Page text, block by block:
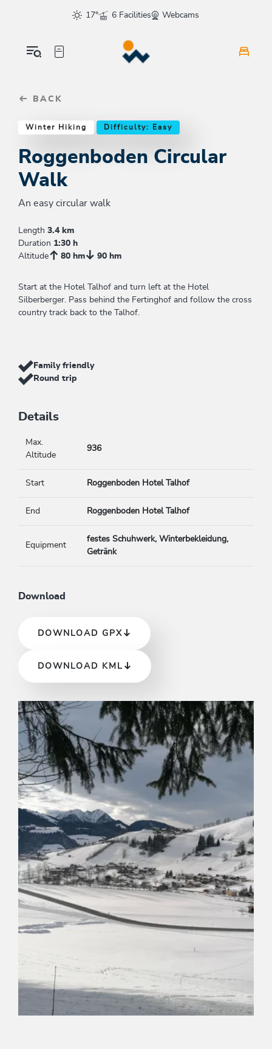
sr.skip-to.main-content
sr.skip-to.table-of-contents
sr.skip-to.main-navigation
17°
6 Facilities Webcams
BACK
Winter Hiking Difficulty: Easy
Roggenboden Circular
Walk
An easy circular walk
Length 3.4 km
Duration 1:30 h
Altitude
80 hm 90 hm
Start at the Hotel Talhof and turn left at the Hotel
Silberberger. Pass behind the Fertinghof and follow the cross
country track back to the Talhof.
Family friendly
Round trip
Details
Max.
Altitude
936
Start Roggenboden Hotel Talhof
End Roggenboden Hotel Talhof
Equipment
festes Schuhwerk, Winterbekleidung,
Getränk
Download
DOWNLOAD GPX
DOWNLOAD KML